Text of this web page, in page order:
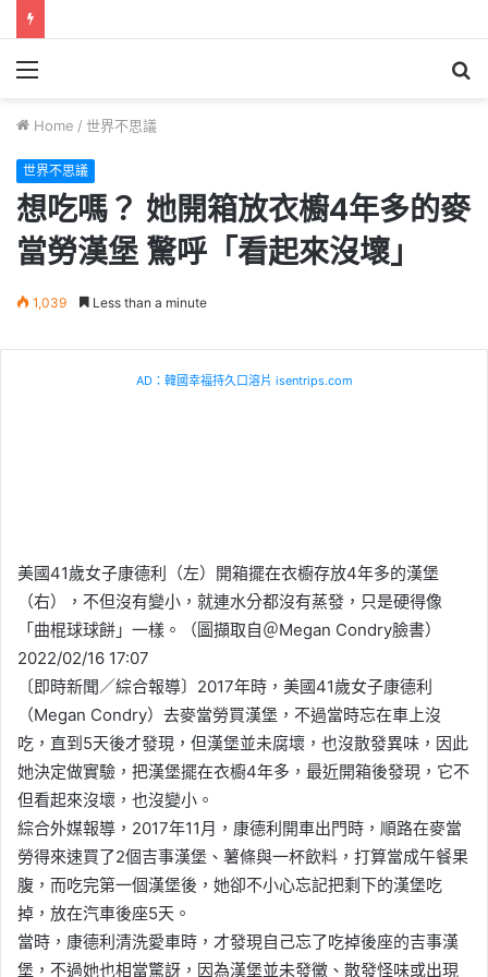
Home / 世界不思議
世界不思議
想吃嗎？ 她開箱放衣櫥4年多的麥
當勞漢堡 驚呼「看起來沒壞」
1,039 Less than a minute
AD：韓國幸福持久口溶片 isentrips.com
美國41歲女子康德利（左）開箱擺在衣櫥存放4年多的漢堡
（右），不但沒有變小，就連水分都沒有蒸發，只是硬得像
「曲棍球球餅」一樣。（圖擷取自＠Megan Condry臉書）
2022/02/16 17:07
〔即時新聞／綜合報導〕2017年時，美國41歲女子康德利
（Megan Condry）去麥當勞買漢堡，不過當時忘在車上沒
吃，直到5天後才發現，但漢堡並未腐壞，也沒散發異味，因此
她決定做實驗，把漢堡擺在衣櫥4年多，最近開箱後發現，它不
但看起來沒壞，也沒變小。
綜合外媒報導，2017年11月，康德利開車出門時，順路在麥當
勞得來速買了2個吉事漢堡、薯條與一杯飲料，打算當成午餐果
腹，而吃完第一個漢堡後，她卻不小心忘記把剩下的漢堡吃
掉，放在汽車後座5天。
當時，康德利清洗愛車時，才發現自己忘了吃掉後座的吉事漢
堡，不過她也相當驚訝，因為漢堡並未發黴、散發怪味或出現